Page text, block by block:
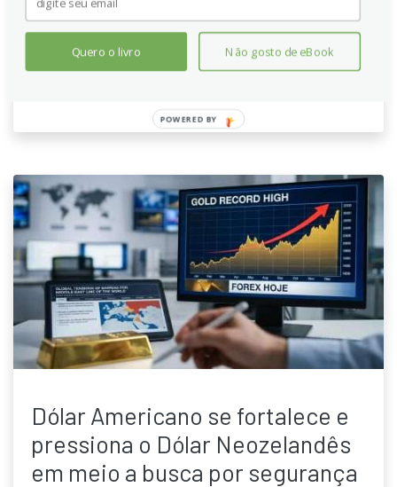
a decisão de política monetária do Federal Reserve,
enquanto expectativas de aperto do RBNZ oferecem
algum suporte à moeda.
Dólar Americano se fortalece e
pressiona o Dólar Neozelandês
em meio a busca por segurança
Quero o livro Não gosto de eBook
POWERED